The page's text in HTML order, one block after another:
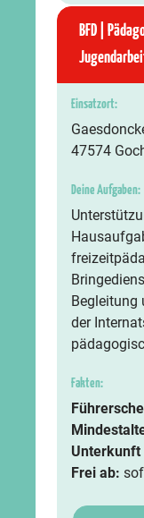
BFD |
Einsatzort:
47574
Deine Aufgaben:
Begleitung
der
Fakten:
Unterkunft
Frei ab: